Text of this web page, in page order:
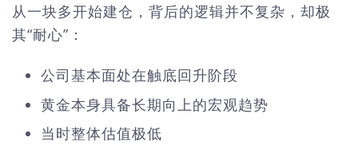
从一块多开始建仓，背后的逻辑并不复杂，却极
其“耐心”：
公司基本面处在触底回升阶段
黄金本身具备长期向上的宏观趋势
当时整体估值极低